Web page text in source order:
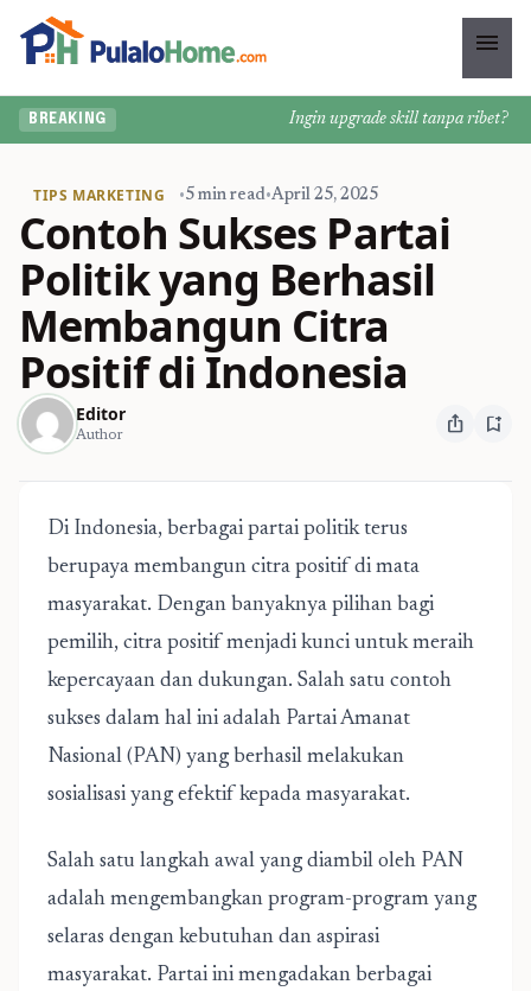
menu
BREAKING Ingin upgrade skill tanpa ribet?
TIPS MARKETING •5 min read•April 25, 2025
Contoh Sukses Partai
Politik yang Berhasil
Membangun Citra
Positif di Indonesia
Editor
Author ios_share bookmark_add
Di Indonesia, berbagai partai politik terus
berupaya membangun citra positif di mata
masyarakat. Dengan banyaknya pilihan bagi
pemilih, citra positif menjadi kunci untuk meraih
kepercayaan dan dukungan. Salah satu contoh
sukses dalam hal ini adalah Partai Amanat
Nasional (PAN) yang berhasil melakukan
sosialisasi yang efektif kepada masyarakat.
Salah satu langkah awal yang diambil oleh PAN
adalah mengembangkan program-program yang
selaras dengan kebutuhan dan aspirasi
masyarakat. Partai ini mengadakan berbagai